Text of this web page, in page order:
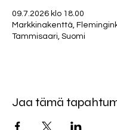
09.7.2026 klo 18.00
Markkinakenttä,
Tammisaari, Suomi
Jaa tämä